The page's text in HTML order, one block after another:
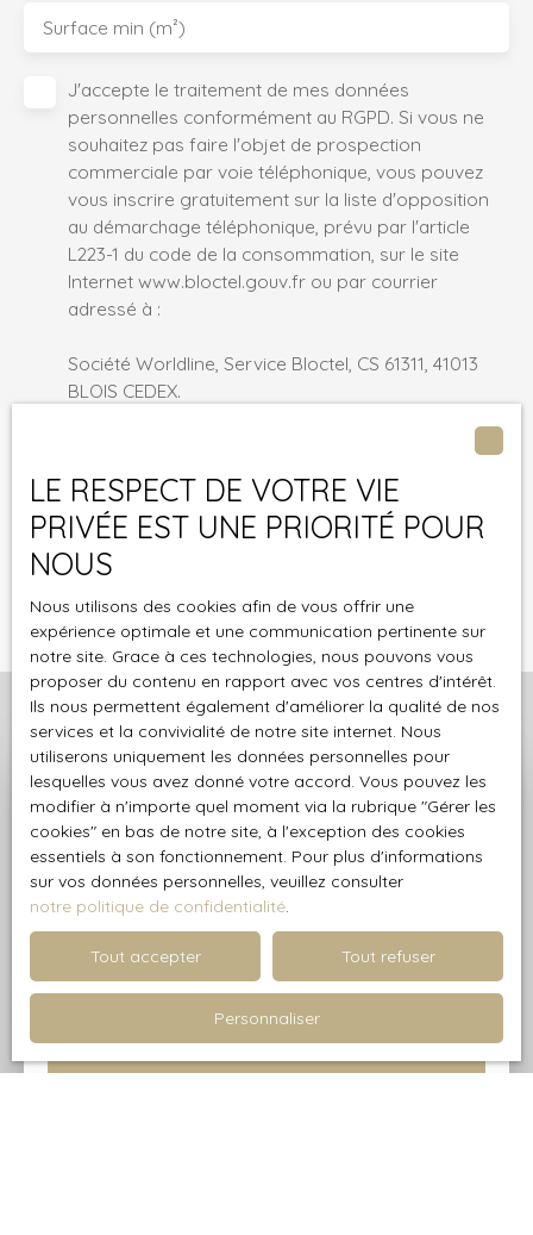
Surface min (m²)
J'accepte le traitement de mes données
personnelles conformément au RGPD. Si vous ne
souhaitez pas faire l'objet de prospection
commerciale par voie téléphonique, vous pouvez
vous inscrire gratuitement sur la liste d'opposition
au démarchage téléphonique, prévu par l'article
L223-1 du code de la consommation, sur le site
Internet www.bloctel.gouv.fr ou par courrier
adressé à :
Société Worldline, Service Bloctel, CS 61311, 41013
BLOIS CEDEX.
politique de confidentialité.
Profitez d'une estimation
précise et offerte
Avec AGPI - Agence Grand Paris Immobilier, mettez
votre bien sur le marché au meilleur prix !
Adresse de votre bien
Estimer mon bien
LE RESPECT DE VOTRE VIE
PRIVÉE EST UNE PRIORITÉ POUR
NOUS
Nous utilisons des cookies afin de vous offrir une
expérience optimale et une communication pertinente sur
notre site. Grace à ces technologies, nous pouvons vous
proposer du contenu en rapport avec vos centres d'intérêt.
Ils nous permettent également d'améliorer la qualité de nos
services et la convivialité de notre site internet. Nous
utiliserons uniquement les données personnelles pour
lesquelles vous avez donné votre accord. Vous pouvez les
modifier à n'importe quel moment via la rubrique ″Gérer les
cookies″ en bas de notre site, à l'exception des cookies
essentiels à son fonctionnement. Pour plus d'informations
sur vos données personnelles, veuillez consulter
notre politique de confidentialité.
Tout accepter Tout refuser
Personnaliser